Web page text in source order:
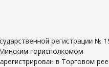
регистрации №
горисполкомом
в Торговом